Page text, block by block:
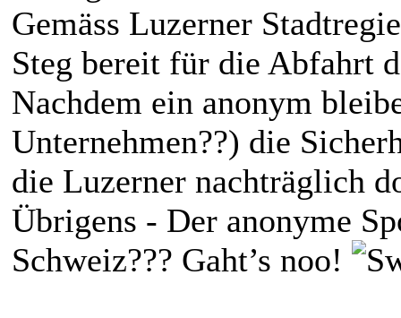
Gemäss Luzerner
Steg bereit für die Abfahrt
Nachdem ein anonym
Unternehmen??) die
die Luzerner nachträglich
Übrigens - Der anonyme
Schweiz??? Gaht’s noo!